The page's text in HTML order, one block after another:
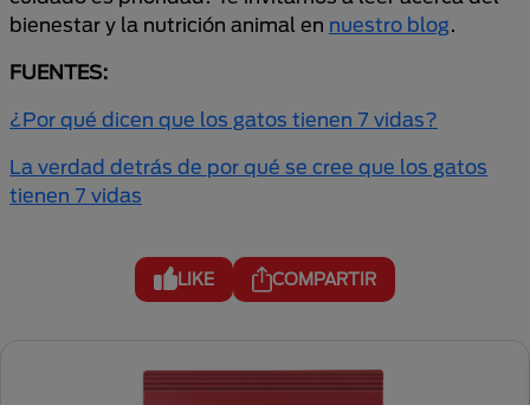
bienestar y la nutrición animal en nuestro blog.
FUENTES:
¿Por qué dicen que los gatos tienen 7 vidas?
La verdad detrás de por qué se cree que los gatos
tienen 7 vidas
LIKE COMPARTIR